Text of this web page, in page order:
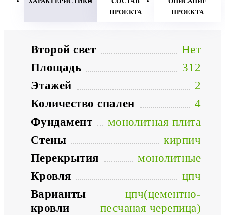
ПРОЕКТА
ПРОЕКТА
Второй свет
Нет
Площадь
312
Этажей
2
Количество спален
4
Фундамент
монолитная плита
Стены
кирпич
Перекрытия
монолитные
Кровля
цпч
Варианты
кровли
цпч(цементно-
песчаная черепица)